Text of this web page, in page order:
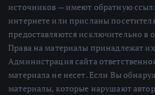
источников — имеют обратную
интернете или присланы
предоставляются исключительно в
Права на материалы принадлежат
Администрация сайта
материала не несет. Если Вы
материалы, которые нарушают